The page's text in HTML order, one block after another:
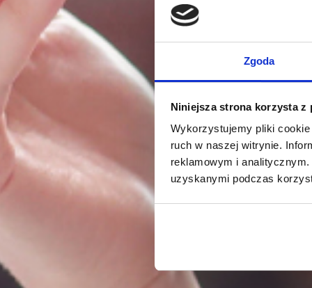
Zgoda
Niniejsza strona korzysta z
Wykorzystujemy pliki
ruch w naszej witrynie.
reklamowym i
uzyskanymi podczas